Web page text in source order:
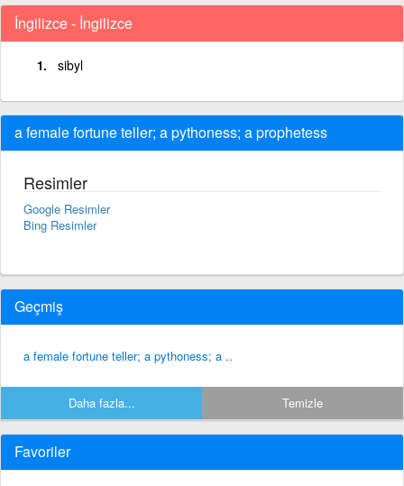
İngilizce - İngilizce
sibyl
a female fortune teller; a pythoness; a prophetess
Resimler
Google Resimler
Bing Resimler
Geçmiş
a female fortune teller; a pythoness; a ..
Daha fazla... Temizle
Favoriler